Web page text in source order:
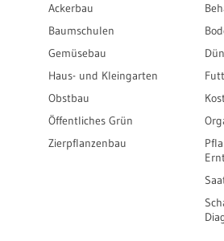
Ackerbau
Baumschulen
Gemüsebau
Haus- und Kleingarten
Obstbau
Öffentliches Grün
Zierpflanzenbau